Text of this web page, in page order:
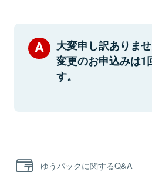
大変申し訳ありま
変更のお申込みは1
す。
ゆうパックに関するQ&A